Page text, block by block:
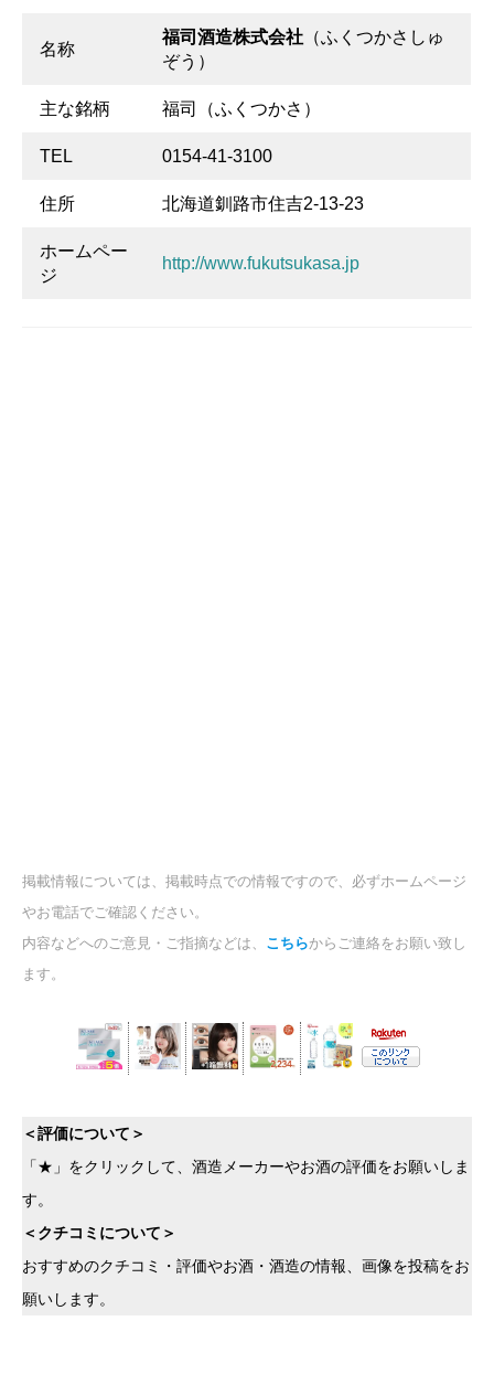
名称
福司酒造株式会社 （ふくつかさしゅ
ぞう）
主な銘柄 福司（ふくつかさ）
TEL 0154-41-3100
住所 北海道釧路市住吉2-13-23
ホームペー
ジ
http://www.fukutsukasa.jp
掲載情報については、掲載時点での情報ですので、必ずホームページ
やお電話でご確認ください。
内容などへのご意見・ご指摘などは、 こちらからご連絡をお願い致し
ます。
＜評価について＞
「★」をクリックして、酒造メーカーやお酒の評価をお願いしま
す。
＜クチコミについて＞
おすすめのクチコミ・評価やお酒・酒造の情報、画像を投稿をお
願いします。